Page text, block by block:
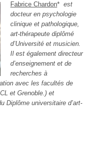
Fabrice Chardon* est
docteur en psychologie
clinique et pathologique,
art-thérapeute diplômé
d’Université et musicien.
Il est également directeur
d’enseignement et de
recherches à
avec les facultés de
et Grenoble.) et
Diplôme universitaire d’art-